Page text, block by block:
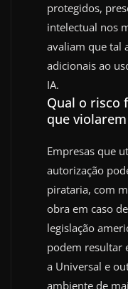
protegidos,
intelectual nos
avaliam que tal
adicionais ao
IA.
Qual o risco
que
Empresas que
autorização
pirataria, com
obra em caso
legislação
podem resultar
a Universal e
ambiente de